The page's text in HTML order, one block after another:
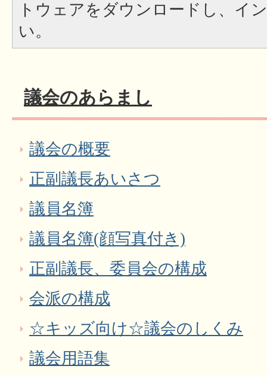
トウェアをダウンロードし、イ
い。
議会のあらまし
議会の概要
正副議長あいさつ
議員名簿
議員名簿(顔写真付き)
正副議長、委員会の構成
会派の構成
☆キッズ向け☆議会のしくみ
議会用語集